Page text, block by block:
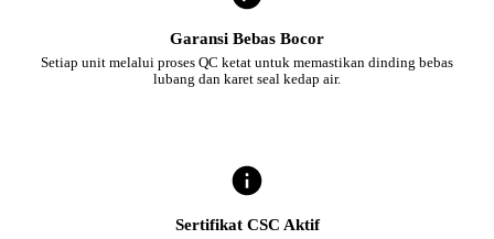
Garansi Bebas Bocor
Setiap unit melalui proses QC ketat untuk memastikan dinding bebas
lubang dan karet seal kedap air.
Sertifikat CSC Aktif